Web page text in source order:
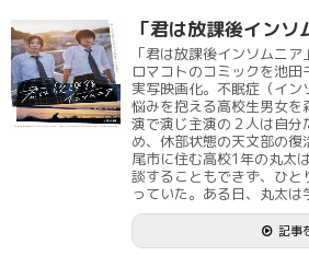
「君は放課後インソ
「君は放課後インソムニ
ロマコトのコミックを池
実写映画化。不眠症（イ
悩みを抱える高校生男女を
演で演じ主演の２人は自分
め、休部状態の天文部の
尾市に住む高校1年の丸太
談することもできず、ひと
っていた。ある日、丸太は
記事